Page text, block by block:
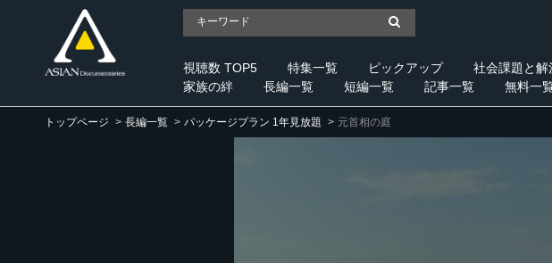
視聴数 TOP5 特集一覧 ピックアップ 社会課題と解
家族の絆
長編一覧 短編一覧 記事一覧 無料一
トップページ 長編一覧 パッケージプラン 1年見放題 元首相の庭